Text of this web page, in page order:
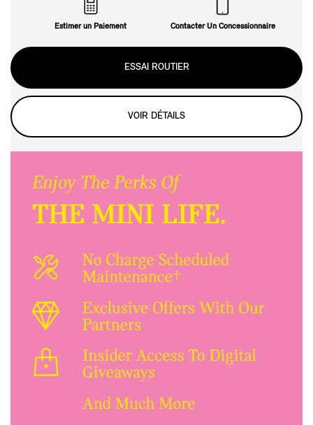
Estimer un Paiement Contacter Un Concessionnaire
ESSAI ROUTIER
VOIR DÉTAILS